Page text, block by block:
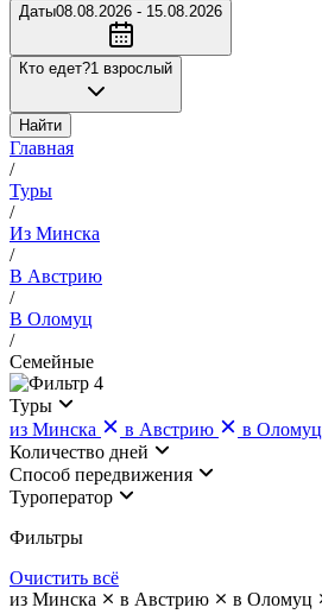
Даты08.08.2026 - 15.08.2026
Кто едет?1 взрослый
Найти
Главная
/
Туры
/
Из Минска
/
В Австрию
/
В Оломуц
/
Семейные
4
Туры
из Минска
в Австрию в Оломуц
Количество дней
Cпособ передвижения
Туроператор
Фильтры
Очистить всё
из Минска
в Австрию в Оломуц